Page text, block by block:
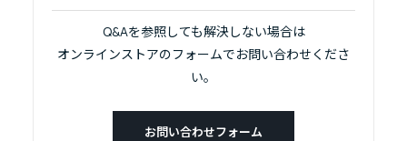
Q&Aを参照しても解決しない場合は
オンラインストアのフォームでお問い合わせくださ
い。
お問い合わせフォーム